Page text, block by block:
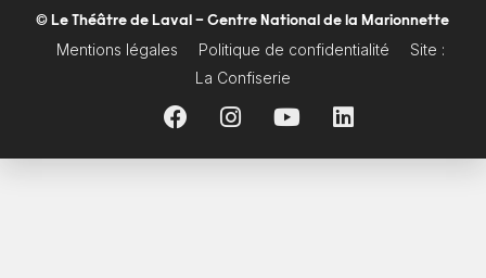
© Le Théâtre de Laval – Centre National de la Marionnette
Mentions légales Politique de confidentialité
Site :
La Confiserie